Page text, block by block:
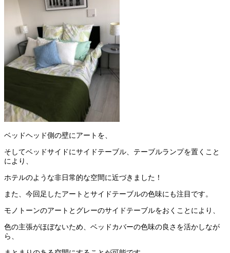
ベッドヘッド側の壁にアートを、
そしてベッドサイドにサイドテーブル、テーブルランプを置くこと
により、
ホテルのような非日常的な空間に近づきました！
また、今回足したアートとサイドテーブルの色味にも注目です。
モノトーンのアートとグレーのサイドテーブルをおくことにより、
色の主張がほぼないため、ベッドカバーの色味の良さを活かしなが
ら、